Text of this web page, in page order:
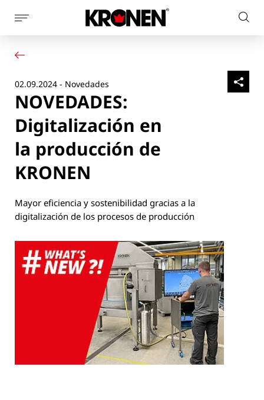
Mostrar
la
navegación
de
página
web
Nuestras soluciones
Noticias
Empresa
Contacto
02.09.2024 - Novedades
NOVEDADES:
Digitalización en
la producción de
KRONEN
Mayor eficiencia y sostenibilidad gracias a la
digitalización de los procesos de producción